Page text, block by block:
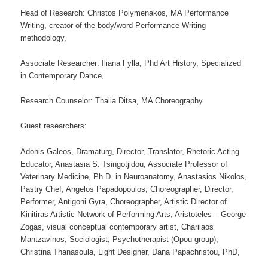
Head of Research: Christos Polymenakos, MA Performance
Writing, creator of the body/word Performance Writing
methodology,
Associate Researcher: Iliana Fylla, Phd Art History, Specialized
in Contemporary Dance,
Research Counselor: Thalia Ditsa, MA Choreography
Guest researchers:
Adonis Galeos, Dramaturg, Director, Translator, Rhetoric Acting
Educator, Anastasia S. Tsingotjidou, Associate Professor of
Veterinary Medicine, Ph.D. in Neuroanatomy, Anastasios Nikolos,
Pastry Chef, Angelos Papadopoulos, Choreographer, Director,
Performer, Antigoni Gyra, Choreographer, Artistic Director of
Kinitiras Artistic Network of Performing Arts, Aristoteles – George
Zogas, visual conceptual contemporary artist, Charilaos
Mantzavinos, Sociologist, Psychotherapist (Opou group),
Christina Thanasoula, Light Designer, Dana Papachristou, PhD,